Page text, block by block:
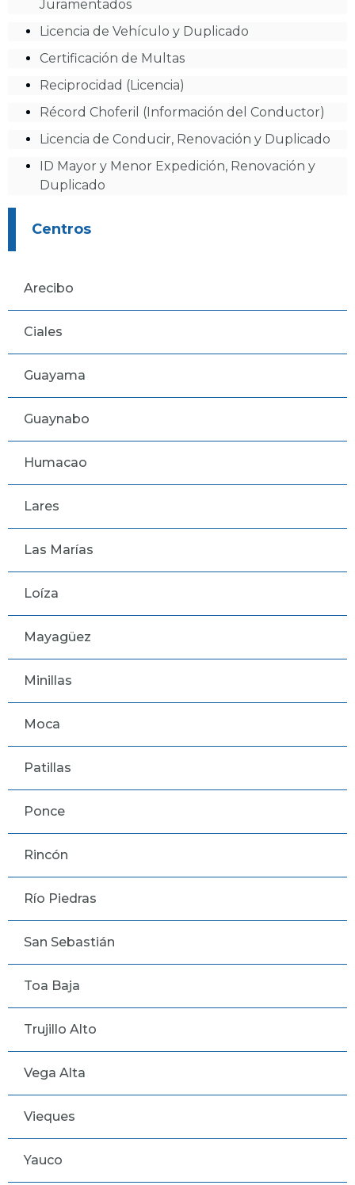
Juramentados
Licencia de Vehículo y Duplicado
Certificación de Multas
Reciprocidad (Licencia)
Récord Choferil (Información del Conductor)
Licencia de Conducir, Renovación y Duplicado
ID Mayor y Menor Expedición, Renovación y
Duplicado
Centros
Arecibo
Ciales
Guayama
Guaynabo
Humacao
Lares
Las Marías
Loíza
Mayagüez
Minillas
Moca
Patillas
Ponce
Rincón
Río Piedras
San Sebastián
Toa Baja
Trujillo Alto
Vega Alta
Vieques
Yauco